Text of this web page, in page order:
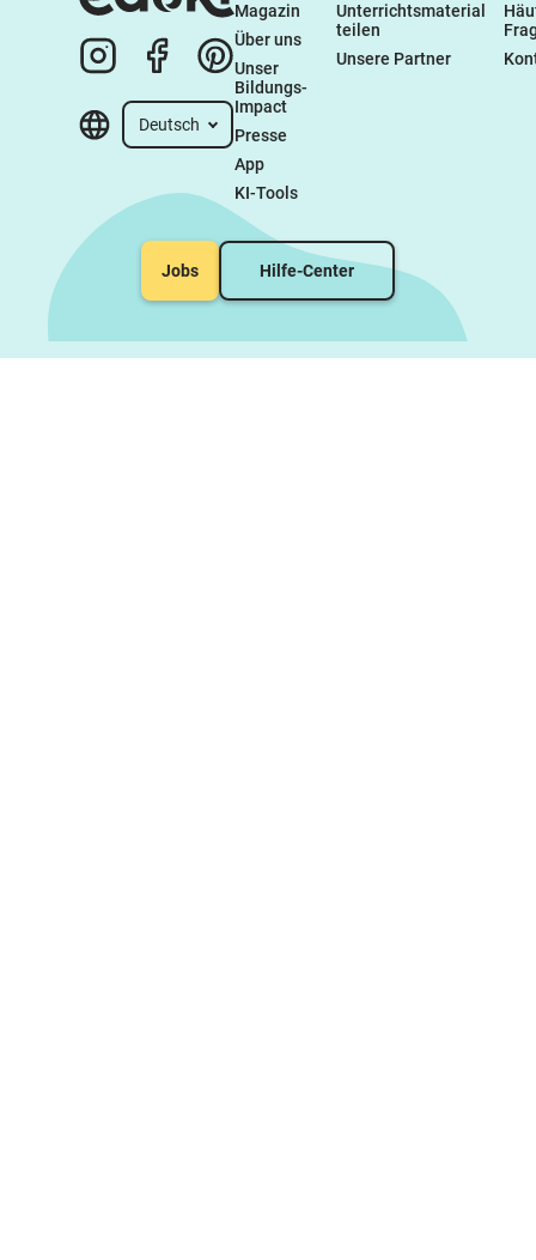
Deutsch
Magazin
Über uns
Unser
Bildungs-
Impact
Presse
App
KI-Tools
Unterrichtsmaterial
teilen
Unsere Partner
Jobs Hilfe-Center